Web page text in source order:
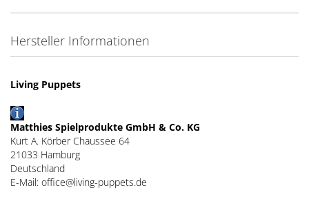
Hersteller Informationen
Living Puppets
Matthies Spielprodukte GmbH & Co. KG
Kurt A. Körber Chaussee 64
21033 Hamburg
Deutschland
E-Mail: office@living-puppets.de